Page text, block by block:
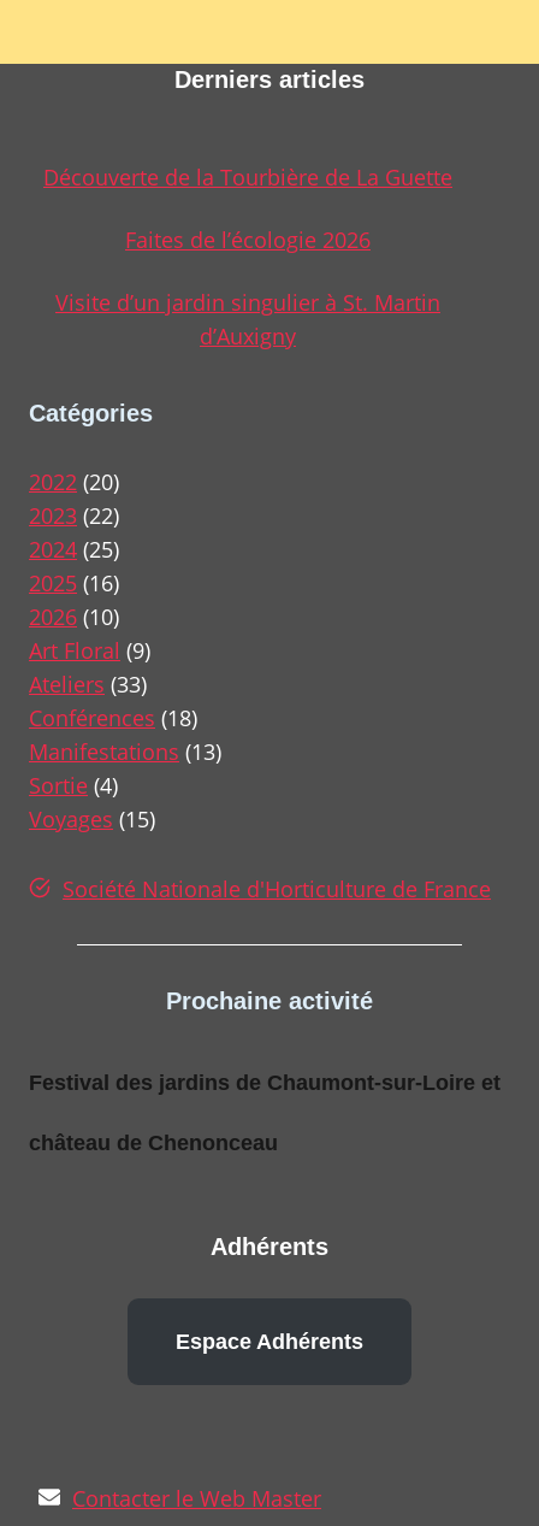
Derniers articles
Découverte de la Tourbière de La Guette
Faites de l’écologie 2026
Visite d’un jardin singulier à St. Martin
d’Auxigny
Catégories
2022 (20)
2023 (22)
2024 (25)
2025 (16)
2026 (10)
Art Floral (9)
Ateliers (33)
Conférences (18)
Manifestations (13)
Sortie (4)
Voyages (15)
Société Nationale d'Horticulture de France
Prochaine activité
Festival des jardins de Chaumont-sur-Loire et
château de Chenonceau
Adhérents
Espace Adhérents
Contacter le Web Master